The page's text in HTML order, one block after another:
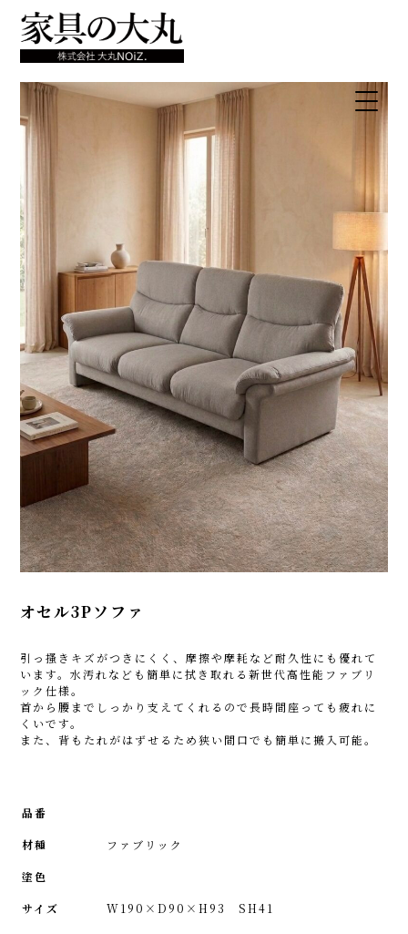
オセル3Pソファ
引っ搔きキズがつきにくく、摩擦や摩耗など耐久性にも優れて
います。水汚れなども簡単に拭き取れる新世代高性能ファブリ
ック仕様。
首から腰までしっかり支えてくれるので長時間座っても疲れに
くいです。
また、背もたれがはずせるため狭い間口でも簡単に搬入可能。
品番
材種 ファブリック
塗色
サイズ W190×D90×H93 SH41